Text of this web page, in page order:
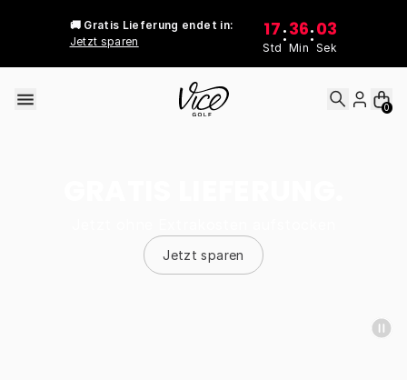
🚚 Gratis Lieferung endet in:
Jetzt sparen
17
Std
:36
Min
:03
Sek
0
Jetzt sparen